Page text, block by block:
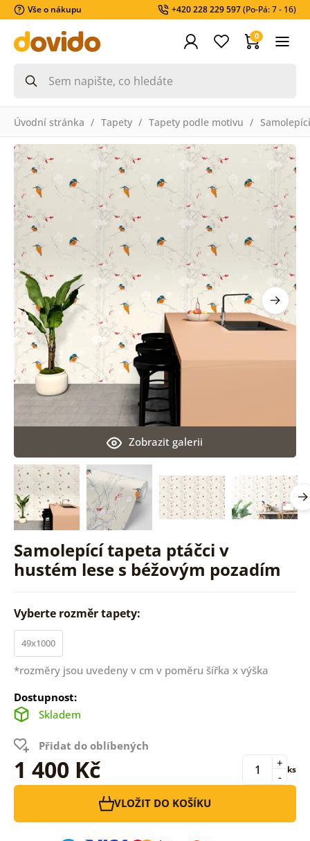
Vše o nákupu +420 228 229 597(Po-Pá: 7 - 16)
0
Úvodní stránka Tapety Tapety podle motivu
Samolepící tapeta ptáčci v
hustém lese s béžovým pozadím
Zobrazit galerii
Vyberte rozměr tapety:
49x1000
*rozměry jsou uvedeny v cm v poměru šířka x výška
Dostupnost:
Skladem
Přidat do oblíbených
1 400 Kč -
+ ks
VLOŽIT DO KOŠÍKU